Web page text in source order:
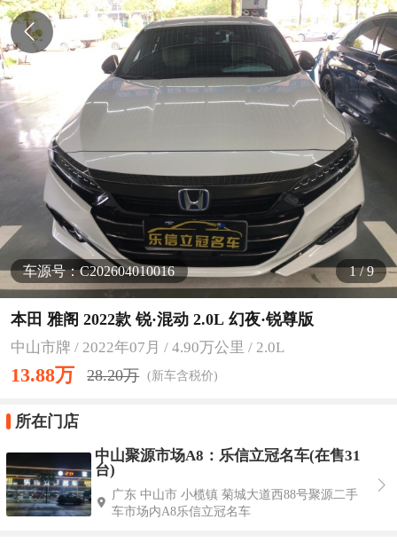
2/9
车源号：C202604010016
本田 雅阁 2022款 锐·混动 2.0L 幻夜·锐尊版
中山市牌 / 2022年07月 / 4.90万公里 / 2.0L
13.88万 28.20万 (新车含税价)
所在门店
中山聚源市场A8：乐信立冠名车(在售31
台)
广东 中山市 小榄镇 菊城大道西88号聚源二手
车市场内A8乐信立冠名车